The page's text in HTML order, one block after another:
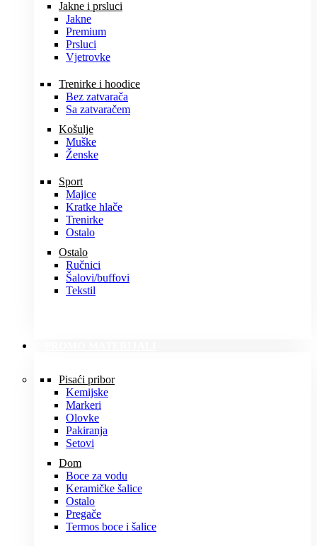
Jakne i prsluci
Jakne
Premium
Prsluci
Vjetrovke
Trenirke i hoodice
Bez zatvarača
Sa zatvaračem
Košulje
Muške
Ženske
Sport
Majice
Kratke hlače
Trenirke
Ostalo
Ostalo
Ručnici
Šalovi/buffovi
Tekstil
Pisaći pribor
Kemijske
Markeri
Olovke
Pakiranja
Setovi
Dom
Boce za vodu
Keramičke šalice
Ostalo
Pregače
Termos boce i šalice